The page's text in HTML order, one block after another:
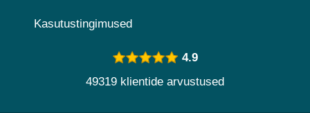
Kasutustingimused
4.9
49319 klientide arvustused